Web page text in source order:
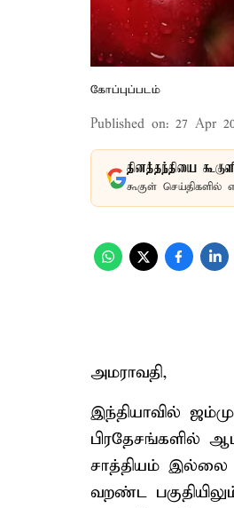
கோப்புப்படம்
Published on: 27 Apr
தினத்தந்தியை
கூகுள் செய்திகளில்
அமராவதி,
இந்தியாவில்
பிரதேசங்களில்
சாத்தியம் இல்லை
வறண்ட